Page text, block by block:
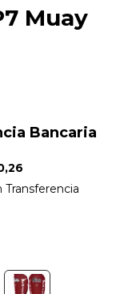
Muay
Bancaria